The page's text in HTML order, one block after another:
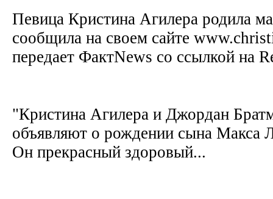
Певица Кристина Агилера родила
сообщила на своем сайте
передает ФактNews со ссылкой на
"Кристина Агилера и Джордан
объявляют о рождении сына Макса
Он прекрасный здоровый...